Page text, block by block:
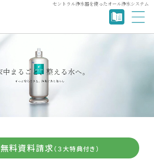
セントラル浄水器を使ったオール浄水システム
無料資料請求 （３大特典付き）